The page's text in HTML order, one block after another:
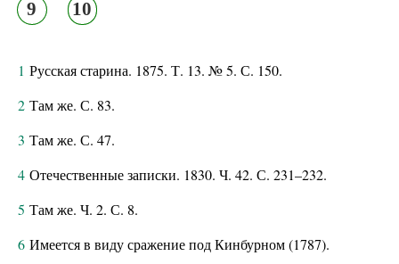
9 10
1 Русская старина. 1875. Т. 13. № 5. С. 150.
2 Там же. С. 83.
3 Там же. С. 47.
4 Отечественные записки. 1830. Ч. 42. С. 231–232.
5 Там же. Ч. 2. С. 8.
6 Имеется в виду сражение под Кинбурном (1787).